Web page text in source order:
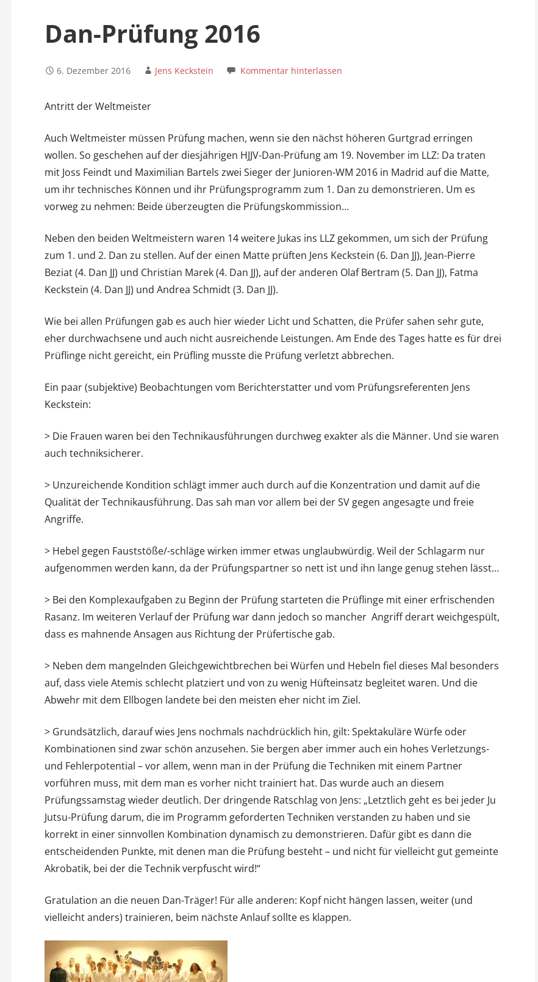
Dan-Prüfung 2016
6. Dezember 2016 Jens Keckstein Kommentar hinterlassen
Antritt der Weltmeister
Auch Weltmeister müssen Prüfung machen, wenn sie den nächst höheren Gurtgrad erringen
wollen. So geschehen auf der diesjährigen HJJV-Dan-Prüfung am 19. November im LLZ: Da traten
mit Joss Feindt und Maximilian Bartels zwei Sieger der Junioren-WM 2016 in Madrid auf die Matte,
um ihr technisches Können und ihr Prüfungsprogramm zum 1. Dan zu demonstrieren. Um es
vorweg zu nehmen: Beide überzeugten die Prüfungskommission…
Neben den beiden Weltmeistern waren 14 weitere Jukas ins LLZ gekommen, um sich der Prüfung
zum 1. und 2. Dan zu stellen. Auf der einen Matte prüften Jens Keckstein (6. Dan JJ), Jean-Pierre
Beziat (4. Dan JJ) und Christian Marek (4. Dan JJ), auf der anderen Olaf Bertram (5. Dan JJ), Fatma
Keckstein (4. Dan JJ) und Andrea Schmidt (3. Dan JJ).
Wie bei allen Prüfungen gab es auch hier wieder Licht und Schatten, die Prüfer sahen sehr gute,
eher durchwachsene und auch nicht ausreichende Leistungen. Am Ende des Tages hatte es für drei
Prüflinge nicht gereicht, ein Prüfling musste die Prüfung verletzt abbrechen.
Ein paar (subjektive) Beobachtungen vom Berichterstatter und vom Prüfungsreferenten Jens
Keckstein:
> Die Frauen waren bei den Technikausführungen durchweg exakter als die Männer. Und sie waren
auch techniksicherer.
> Unzureichende Kondition schlägt immer auch durch auf die Konzentration und damit auf die
Qualität der Technikausführung. Das sah man vor allem bei der SV gegen angesagte und freie
Angriffe.
> Hebel gegen Fauststöße/-schläge wirken immer etwas unglaubwürdig. Weil der Schlagarm nur
aufgenommen werden kann, da der Prüfungspartner so nett ist und ihn lange genug stehen lässt…
> Bei den Komplexaufgaben zu Beginn der Prüfung starteten die Prüflinge mit einer erfrischenden
Rasanz. Im weiteren Verlauf der Prüfung war dann jedoch so mancher Angriff derart weichgespült,
dass es mahnende Ansagen aus Richtung der Prüfertische gab.
> Neben dem mangelnden Gleichgewichtbrechen bei Würfen und Hebeln fiel dieses Mal besonders
auf, dass viele Atemis schlecht platziert und von zu wenig Hüfteinsatz begleitet waren. Und die
Abwehr mit dem Ellbogen landete bei den meisten eher nicht im Ziel.
> Grundsätzlich, darauf wies Jens nochmals nachdrücklich hin, gilt: Spektakuläre Würfe oder
Kombinationen sind zwar schön anzusehen. Sie bergen aber immer auch ein hohes Verletzungs-
und Fehlerpotential – vor allem, wenn man in der Prüfung die Techniken mit einem Partner
vorführen muss, mit dem man es vorher nicht trainiert hat. Das wurde auch an diesem
Prüfungssamstag wieder deutlich. Der dringende Ratschlag von Jens: „Letztlich geht es bei jeder Ju
Jutsu-Prüfung darum, die im Programm geforderten Techniken verstanden zu haben und sie
korrekt in einer sinnvollen Kombination dynamisch zu demonstrieren. Dafür gibt es dann die
entscheidenden Punkte, mit denen man die Prüfung besteht – und nicht für vielleicht gut gemeinte
Akrobatik, bei der die Technik verpfuscht wird!“
Gratulation an die neuen Dan-Träger! Für alle anderen: Kopf nicht hängen lassen, weiter (und
vielleicht anders) trainieren, beim nächste Anlauf sollte es klappen.